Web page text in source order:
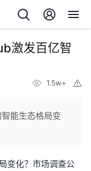
激发百亿智
1.5w+
能生态格局变
变化？市场调查公